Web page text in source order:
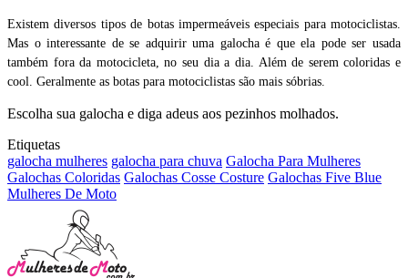
Existem diversos tipos de botas impermeáveis especiais para motociclistas.
Mas o interessante de se adquirir uma galocha é que ela pode ser usada
também fora da motocicleta, no seu dia a dia. Além de serem coloridas e
cool. Geralmente as botas para motociclistas são mais sóbrias.
Escolha sua galocha e diga adeus aos pezinhos molhados.
Etiquetas
galocha mulheres galocha para chuva Galocha Para Mulheres
Galochas Coloridas Galochas Cosse Costure Galochas Five Blue
Mulheres De Moto